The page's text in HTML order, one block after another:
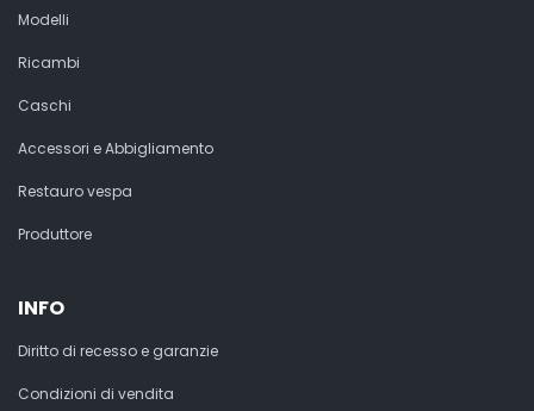
Modelli
Ricambi
Caschi
Accessori e Abbigliamento
Restauro vespa
Produttore
INFO
Diritto di recesso e garanzie
Condizioni di vendita